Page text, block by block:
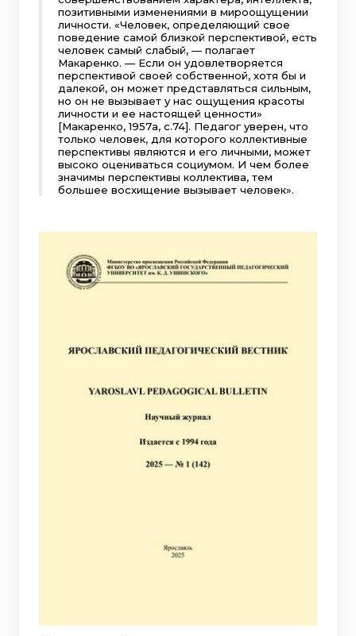
позитивными изменениями в мироощущении
личности. «Человек, определяющий свое
поведение самой близкой перспективой, есть
человек самый слабый, — полагает
Макаренко. — Если он удовлетворяется
перспективой своей собственной, хотя бы и
далекой, он может представляться сильным,
но он не вызывает у нас ощущения красоты
личности и ее настоящей ценности»
[Макаренко, 1957а, c.74]. Педагог уверен, что
только человек, для которого коллективные
перспективы являются и его личными, может
высоко оцениваться социумом. И чем более
значимы перспективы коллектива, тем
большее восхищение вызывает человек».